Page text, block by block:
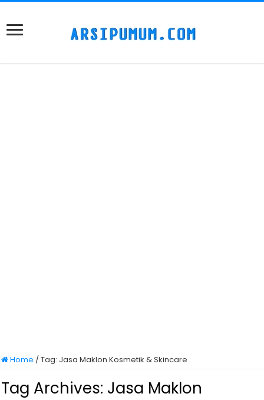
Home /Tag: Jasa Maklon Kosmetik & Skincare
Tag Archives: Jasa Maklon